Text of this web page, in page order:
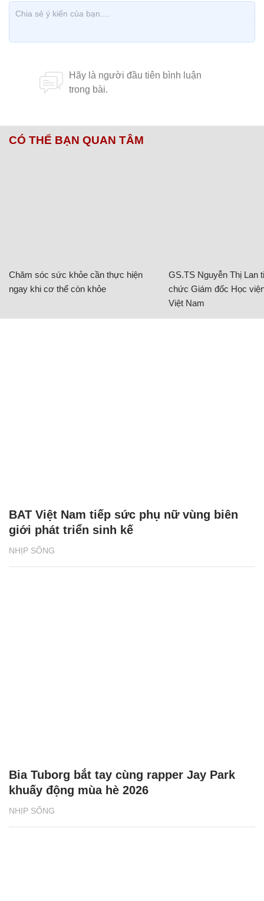
CÓ THỂ BẠN QUAN TÂM
Chăm sóc sức khỏe cần thực hiện
ngay khi cơ thể còn khỏe
GS.TS Nguyễn Thị Lan
chức Giám đốc Học
Việt Nam
NHỊP SỐNG
BAT Việt Nam tiếp sức phụ nữ vùng biên
giới phát triển sinh kế
NHỊP SỐNG
Bia Tuborg bắt tay cùng rapper Jay Park
khuấy động mùa hè 2026